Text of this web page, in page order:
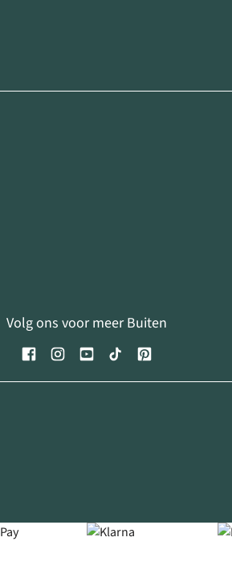
Volg ons voor meer Buiten